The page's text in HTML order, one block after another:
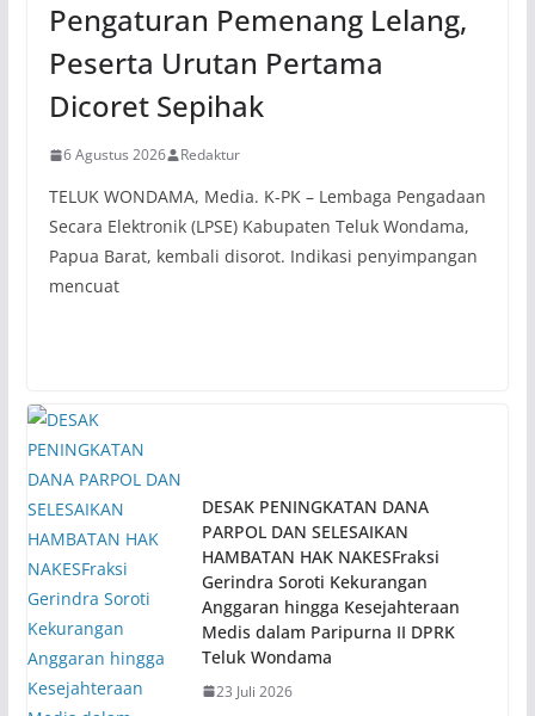
Pengaturan Pemenang Lelang,
Peserta Urutan Pertama
Dicoret Sepihak
6 Agustus 2026 Redaktur
TELUK WONDAMA, Media. K-PK – Lembaga Pengadaan
Secara Elektronik (LPSE) Kabupaten Teluk Wondama,
Papua Barat, kembali disorot. Indikasi penyimpangan
mencuat
DESAK PENINGKATAN DANA
PARPOL DAN SELESAIKAN
HAMBATAN HAK NAKESFraksi
Gerindra Soroti Kekurangan
Anggaran hingga Kesejahteraan
Medis dalam Paripurna II DPRK
Teluk Wondama
23 Juli 2026